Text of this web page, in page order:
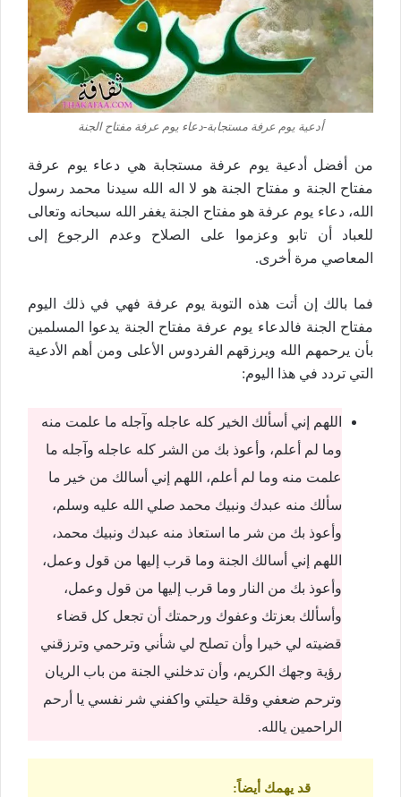
أدعية يوم عرفة مستجابة-دعاء يوم عرفة مفتاح الجنة
من أفضل أدعية يوم عرفة مستجابة هي دعاء يوم عرفة
مفتاح الجنة و مفتاح الجنة هو لا اله الله سيدنا محمد رسول
الله، دعاء يوم عرفة هو مفتاح الجنة يغفر الله سبحانه وتعالى
للعباد أن تابو وعزموا على الصلاح وعدم الرجوع إلى
المعاصي مرة أخرى.
فما بالك إن أتت هذه التوبة يوم عرفة فهي في ذلك اليوم
مفتاح الجنة فالدعاء يوم عرفة مفتاح الجنة يدعوا المسلمين
بأن يرحمهم الله ويرزقهم الفردوس الأعلى ومن أهم الأدعية
التي تردد في هذا اليوم:
اللهم إني أسألك الخير كله عاجله وآجله ما علمت منه
وما لم أعلم، وأعوذ بك من الشر كله عاجله وآجله ما
علمت منه وما لم أعلم، اللهم إني أسالك من خير ما
سألك منه عبدك ونبيك محمد صلي الله عليه وسلم،
وأعوذ بك من شر ما استعاذ منه عبدك ونبيك محمد،
اللهم إني أسالك الجنة وما قرب إليها من قول وعمل،
وأعوذ بك من النار وما قرب إليها من قول وعمل،
وأسألك بعزتك وعفوك ورحمتك أن تجعل كل قضاء
قضيته لي خيرا وأن تصلح لي شأني وترحمي وترزقني
رؤية وجهك الكريم، وأن تدخلني الجنة من باب الريان
وترحم ضعفي وقلة حيلتي واكفني شر نفسي يا أرحم
الراحمين يالله.
قد يهمك أيضاً: